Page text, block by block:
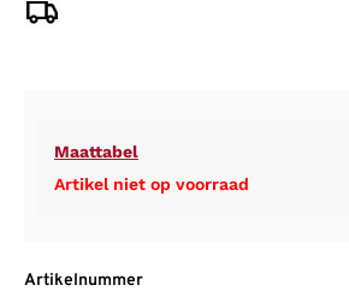
Maattabel
Artikel niet op voorraad
Artikelnummer